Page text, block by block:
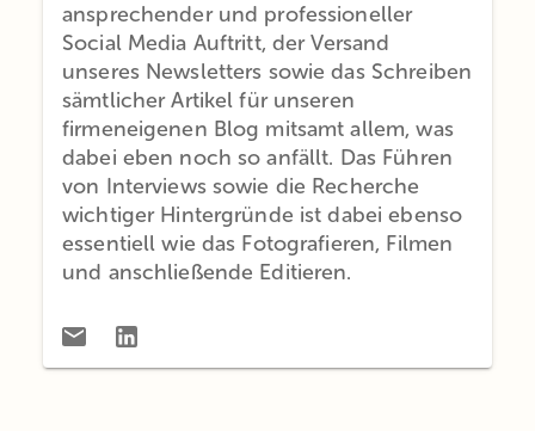
ansprechender und professioneller
Social Media Auftritt, der Versand
unseres Newsletters sowie das Schreiben
sämtlicher Artikel für unseren
firmeneigenen Blog mitsamt allem, was
dabei eben noch so anfällt. Das Führen
von Interviews sowie die Recherche
wichtiger Hintergründe ist dabei ebenso
essentiell wie das Fotografieren, Filmen
und anschließende Editieren.